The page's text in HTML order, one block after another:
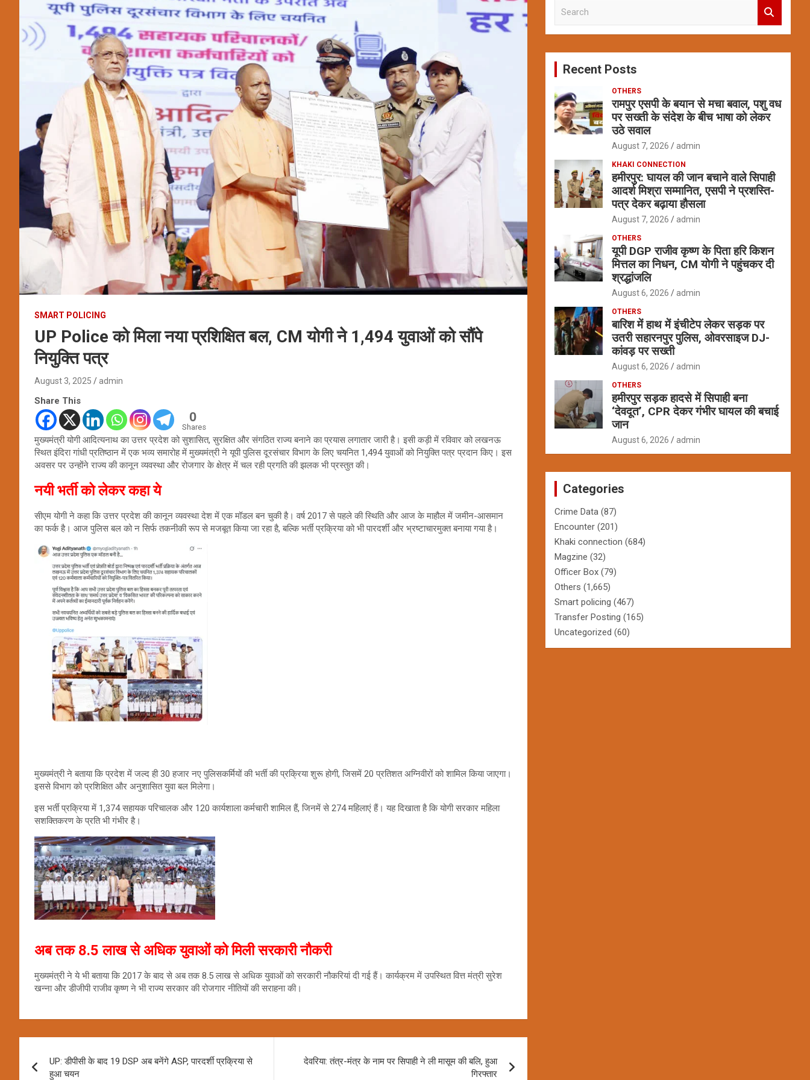
SMART POLICING
UP Police को मिला नया प्रशिक्षित बल, CM योगी ने 1,494 युवाओं को सौंपे
नियुक्ति पत्र
August 3, 2025 admin
Share This
0
Shares
मुख्यमंत्री योगी आदित्यनाथ का उत्तर प्रदेश को सुशासित, सुरक्षित और संगठित राज्य बनाने का प्रयास लगातार जारी है। इसी कड़ी में रविवार को लखनऊ
स्थित इंदिरा गांधी प्रतिष्ठान में एक भव्य समारोह में मुख्यमंत्री ने यूपी पुलिस दूरसंचार विभाग के लिए चयनित 1,494 युवाओं को नियुक्ति पत्र प्रदान किए। इस
अवसर पर उन्होंने राज्य की कानून व्यवस्था और रोजगार के क्षेत्र में चल रही प्रगति की झलक भी प्रस्तुत की।
नयी भर्ती को लेकर कहा ये
सीएम योगी ने कहा कि उत्तर प्रदेश की कानून व्यवस्था देश में एक मॉडल बन चुकी है। वर्ष 2017 से पहले की स्थिति और आज के माहौल में जमीन-आसमान
का फर्क है। आज पुलिस बल को न सिर्फ तकनीकी रूप से मजबूत किया जा रहा है, बल्कि भर्ती प्रक्रिया को भी पारदर्शी और भ्रष्टाचारमुक्त बनाया गया है।
मुख्यमंत्री ने बताया कि प्रदेश में जल्द ही 30 हजार नए पुलिसकर्मियों की भर्ती की प्रक्रिया शुरू होगी, जिसमें 20 प्रतिशत अग्निवीरों को शामिल किया जाएगा।
इससे विभाग को प्रशिक्षित और अनुशासित युवा बल मिलेगा।
इस भर्ती प्रक्रिया में 1,374 सहायक परिचालक और 120 कार्यशाला कर्मचारी शामिल हैं, जिनमें से 274 महिलाएं हैं। यह दिखाता है कि योगी सरकार महिला
सशक्तिकरण के प्रति भी गंभीर है।
अब तक 8.5 लाख से अधिक युवाओं को मिली सरकारी नौकरी
मुख्यमंत्री ने ये भी बताया कि 2017 के बाद से अब तक 8.5 लाख से अधिक युवाओं को सरकारी नौकरियां दी गई हैं। कार्यक्रम में उपस्थित वित्त मंत्री सुरेश
खन्ना और डीजीपी राजीव कृष्ण ने भी राज्य सरकार की रोजगार नीतियों की सराहना की।
navigation
UP: डीपीसी के बाद 19 DSP अब बनेंगे ASP, पारदर्शी प्रक्रिया से
हुआ चयन
देवरिया: तंत्र-मंत्र के नाम पर सिपाही ने ली मासूम की बलि, हुआ
गिरफ्तार
c
Recent Posts
OTHERS
रामपुर एसपी के बयान से मचा बवाल, पशु वध
पर सख्ती के संदेश के बीच भाषा को लेकर
उठे सवाल
August 7, 2026 admin
KHAKI CONNECTION
हमीरपुर: घायल की जान बचाने वाले सिपाही
आदर्श मिश्रा सम्मानित, एसपी ने प्रशस्ति-
पत्र देकर बढ़ाया हौसला
August 7, 2026 admin
OTHERS
यूपी DGP राजीव कृष्ण के पिता हरि किशन
मित्तल का निधन, CM योगी ने पहुंचकर दी
श्रद्धांजलि
August 6, 2026 admin
OTHERS
बारिश में हाथ में इंचीटेप लेकर सड़क पर
उतरी सहारनपुर पुलिस, ओवरसाइज DJ-
कांवड़ पर सख्ती
August 6, 2026 admin
OTHERS
हमीरपुर सड़क हादसे में सिपाही बना
‘देवदूत’, CPR देकर गंभीर घायल की बचाई
जान
August 6, 2026 admin
Categories
Crime Data (87)
Encounter (201)
Khaki connection (684)
Magzine (32)
Officer Box (79)
Others (1,665)
Smart policing (467)
Transfer Posting (165)
Uncategorized (60)